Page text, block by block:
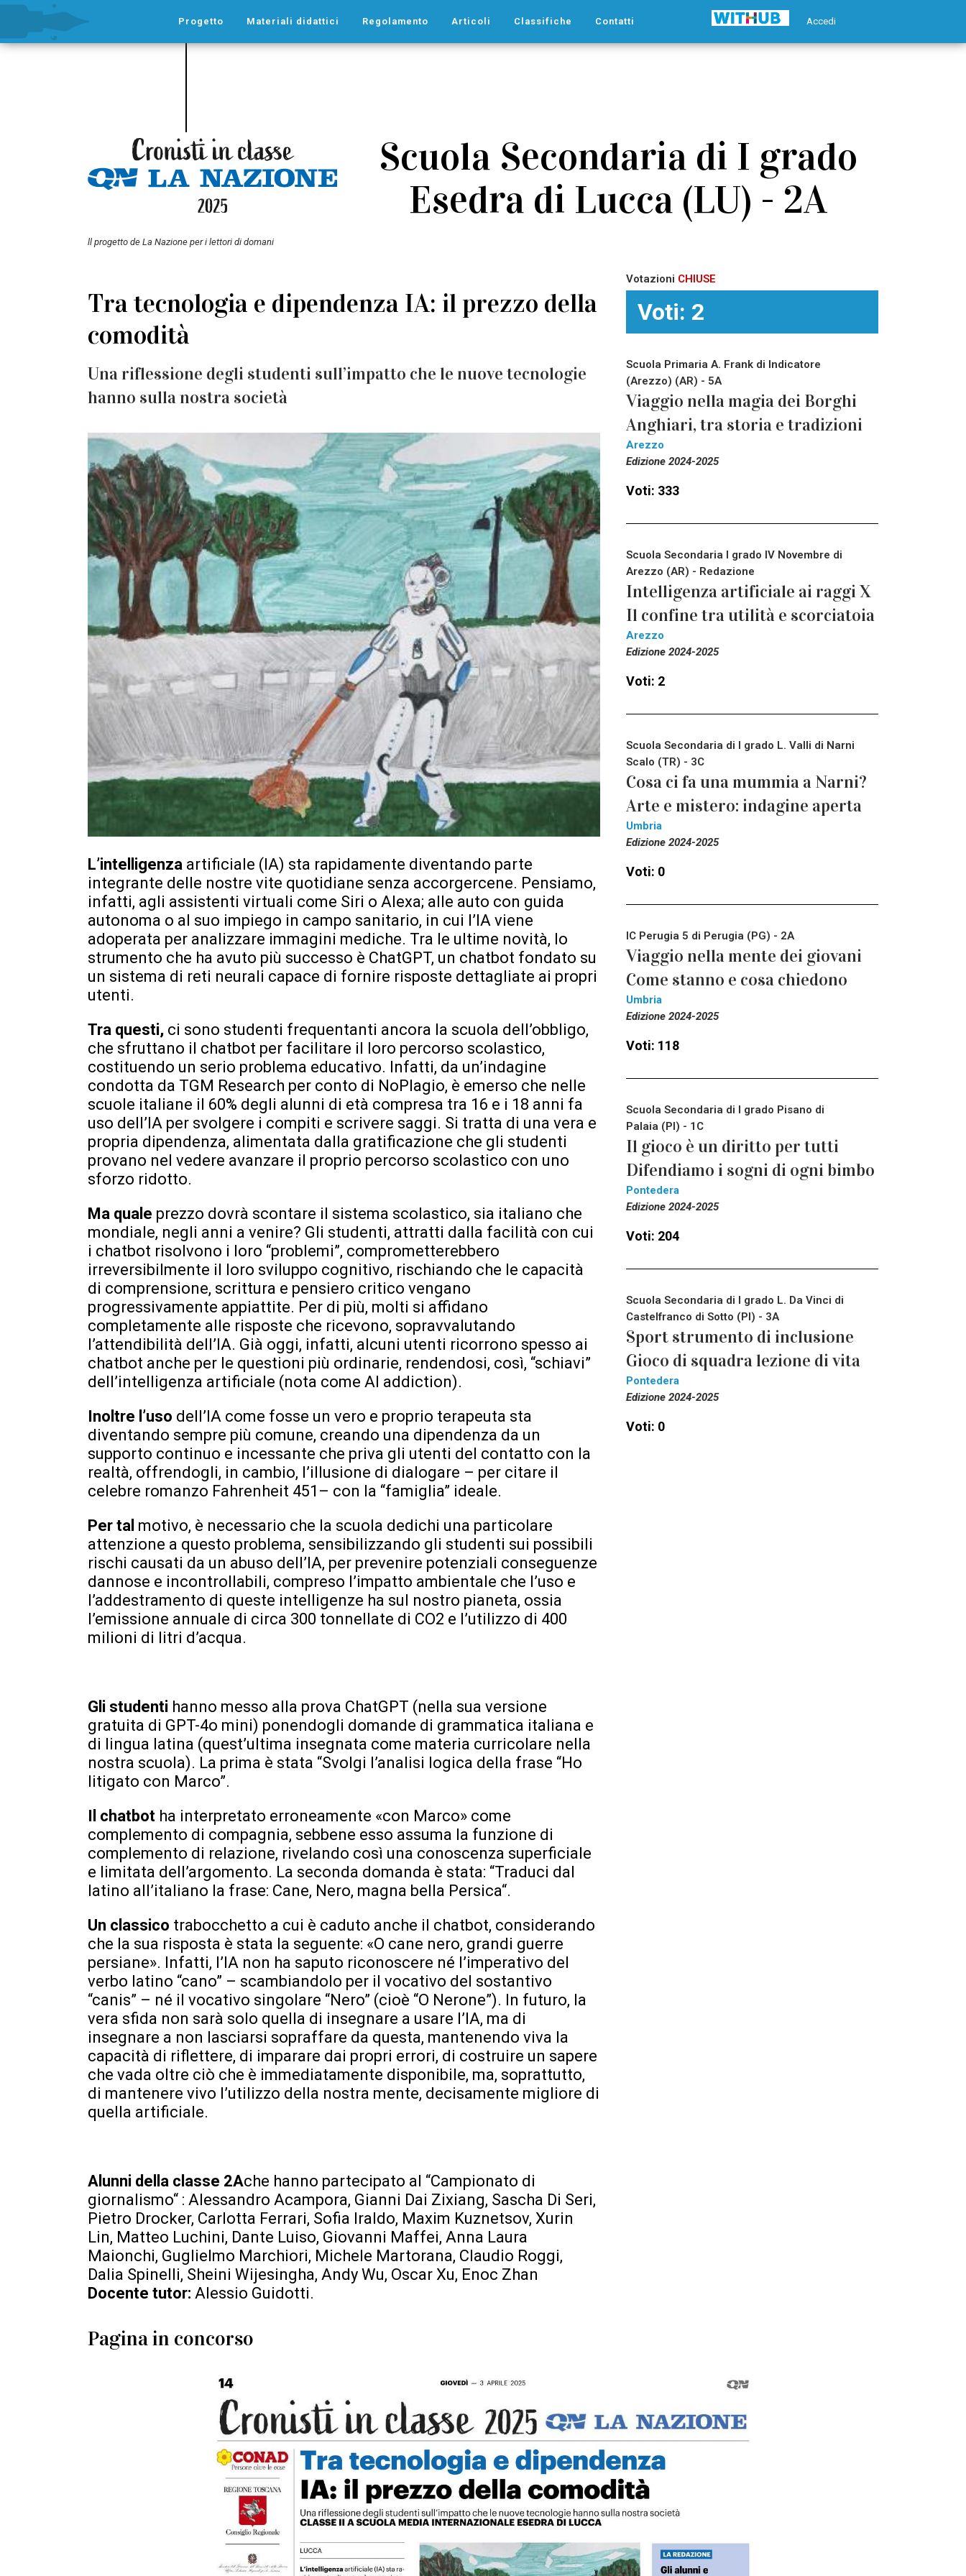
Accedi
Progetto Materiali didattici Regolamento Articoli Classifiche Contatti
ll progetto de La Nazione per i lettori di domani
Scuola Secondaria di I grado
Esedra di Lucca (LU) - 2A
Tra tecnologia e dipendenza IA: il prezzo della
comodità
Una riflessione degli studenti sull’impatto che le nuove tecnologie
hanno sulla nostra società
L’intelligenza artificiale (IA) sta rapidamente diventando parte
integrante delle nostre vite quotidiane senza accorgercene. Pensiamo,
infatti, agli assistenti virtuali come Siri o Alexa; alle auto con guida
autonoma o al suo impiego in campo sanitario, in cui l’IA viene
adoperata per analizzare immagini mediche. Tra le ultime novità, lo
strumento che ha avuto più successo è ChatGPT, un chatbot fondato su
un sistema di reti neurali capace di fornire risposte dettagliate ai propri
utenti.
Tra questi, ci sono studenti frequentanti ancora la scuola dell’obbligo,
che sfruttano il chatbot per facilitare il loro percorso scolastico,
costituendo un serio problema educativo. Infatti, da un’indagine
condotta da TGM Research per conto di NoPlagio, è emerso che nelle
scuole italiane il 60% degli alunni di età compresa tra 16 e i 18 anni fa
uso dell’IA per svolgere i compiti e scrivere saggi. Si tratta di una vera e
propria dipendenza, alimentata dalla gratificazione che gli studenti
provano nel vedere avanzare il proprio percorso scolastico con uno
sforzo ridotto.
Ma quale prezzo dovrà scontare il sistema scolastico, sia italiano che
mondiale, negli anni a venire? Gli studenti, attratti dalla facilità con cui
i chatbot risolvono i loro “problemi”, comprometterebbero
irreversibilmente il loro sviluppo cognitivo, rischiando che le capacità
di comprensione, scrittura e pensiero critico vengano
progressivamente appiattite. Per di più, molti si affidano
completamente alle risposte che ricevono, sopravvalutando
l’attendibilità dell’IA. Già oggi, infatti, alcuni utenti ricorrono spesso ai
chatbot anche per le questioni più ordinarie, rendendosi, così, “schiavi”
dell’intelligenza artificiale (nota come AI addiction).
Inoltre l’uso dell’IA come fosse un vero e proprio terapeuta sta
diventando sempre più comune, creando una dipendenza da un
supporto continuo e incessante che priva gli utenti del contatto con la
realtà, offrendogli, in cambio, l’illusione di dialogare – per citare il
celebre romanzo Fahrenheit 451– con la “famiglia” ideale.
Per tal motivo, è necessario che la scuola dedichi una particolare
attenzione a questo problema, sensibilizzando gli studenti sui possibili
rischi causati da un abuso dell’IA, per prevenire potenziali conseguenze
dannose e incontrollabili, compreso l’impatto ambientale che l’uso e
l’addestramento di queste intelligenze ha sul nostro pianeta, ossia
l’emissione annuale di circa 300 tonnellate di CO2 e l’utilizzo di 400
milioni di litri d’acqua.
Gli studenti hanno messo alla prova ChatGPT (nella sua versione
gratuita di GPT-4o mini) ponendogli domande di grammatica italiana e
di lingua latina (quest’ultima insegnata come materia curricolare nella
nostra scuola). La prima è stata “Svolgi l’analisi logica della frase “Ho
litigato con Marco”.
Il chatbot ha interpretato erroneamente «con Marco» come
complemento di compagnia, sebbene esso assuma la funzione di
complemento di relazione, rivelando così una conoscenza superficiale
e limitata dell’argomento. La seconda domanda è stata: “Traduci dal
latino all’italiano la frase: Cane, Nero, magna bella Persica“.
Un classico trabocchetto a cui è caduto anche il chatbot, considerando
che la sua risposta è stata la seguente: «O cane nero, grandi guerre
persiane». Infatti, l’IA non ha saputo riconoscere né l’imperativo del
verbo latino “cano” – scambiandolo per il vocativo del sostantivo
“canis” – né il vocativo singolare “Nero” (cioè “O Nerone”). In futuro, la
vera sfida non sarà solo quella di insegnare a usare l’IA, ma di
insegnare a non lasciarsi sopraffare da questa, mantenendo viva la
capacità di riflettere, di imparare dai propri errori, di costruire un sapere
che vada oltre ciò che è immediatamente disponibile, ma, soprattutto,
di mantenere vivo l’utilizzo della nostra mente, decisamente migliore di
quella artificiale.
Alunni della classe 2Ache hanno partecipato al “Campionato di
giornalismo“ : Alessandro Acampora, Gianni Dai Zixiang, Sascha Di Seri,
Pietro Drocker, Carlotta Ferrari, Sofia Iraldo, Maxim Kuznetsov, Xurin
Lin, Matteo Luchini, Dante Luiso, Giovanni Maffei, Anna Laura
Maionchi, Guglielmo Marchiori, Michele Martorana, Claudio Roggi,
Dalia Spinelli, Sheini Wijesingha, Andy Wu, Oscar Xu, Enoc Zhan
Docente tutor: Alessio Guidotti.
Votazioni CHIUSE
Voti: 2
Scuola Primaria A. Frank di Indicatore
(Arezzo) (AR) - 5A
Viaggio nella magia dei Borghi
Anghiari, tra storia e tradizioni
Arezzo
Edizione 2024-2025
Voti: 333
Scuola Secondaria I grado IV Novembre di
Arezzo (AR) - Redazione
Intelligenza artificiale ai raggi X
Il confine tra utilità e scorciatoia
Arezzo
Edizione 2024-2025
Voti: 2
Scuola Secondaria di I grado L. Valli di Narni
Scalo (TR) - 3C
Cosa ci fa una mummia a Narni?
Arte e mistero: indagine aperta
Umbria
Edizione 2024-2025
Voti: 0
IC Perugia 5 di Perugia (PG) - 2A
Viaggio nella mente dei giovani
Come stanno e cosa chiedono
Umbria
Edizione 2024-2025
Voti: 118
Scuola Secondaria di I grado Pisano di
Palaia (PI) - 1C
Il gioco è un diritto per tutti
Difendiamo i sogni di ogni bimbo
Pontedera
Edizione 2024-2025
Voti: 204
Scuola Secondaria di I grado L. Da Vinci di
Castelfranco di Sotto (PI) - 3A
Sport strumento di inclusione
Gioco di squadra lezione di vita
Pontedera
Edizione 2024-2025
Voti: 0
Pagina in concorso